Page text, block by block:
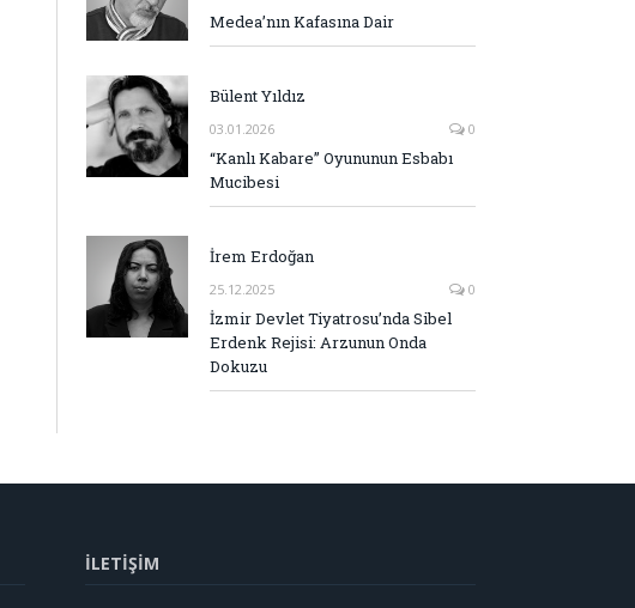
Medea’nın Kafasına Dair
Bülent Yıldız
03.01.2026 0
“Kanlı Kabare” Oyununun Esbabı
Mucibesi
İrem Erdoğan
25.12.2025 0
İzmir Devlet Tiyatrosu’nda Sibel
Erdenk Rejisi: Arzunun Onda
Dokuzu
İLETİŞİM